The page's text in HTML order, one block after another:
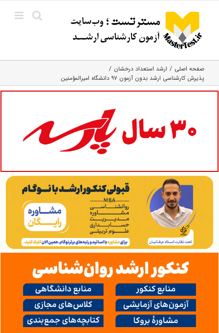
content
صفحه اصلی
ارشد استعداد درخشان
پذیرش کارشناسی ارشد بدون آزمون ۹۷ دانشگاه امیرالمؤمنین